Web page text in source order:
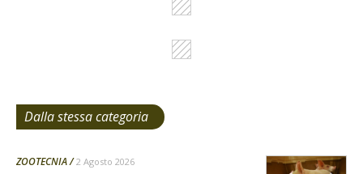
Dalla stessa categoria
ZOOTECNIA 2 Agosto 2026